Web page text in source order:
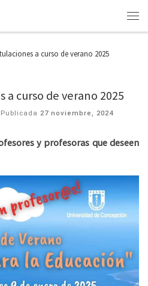
a curso de verano 2025
curso de verano 2025
Publicada27 noviembre, 2024
y profesoras que deseen